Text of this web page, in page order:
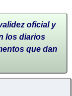
oficial y
los diarios
que dan